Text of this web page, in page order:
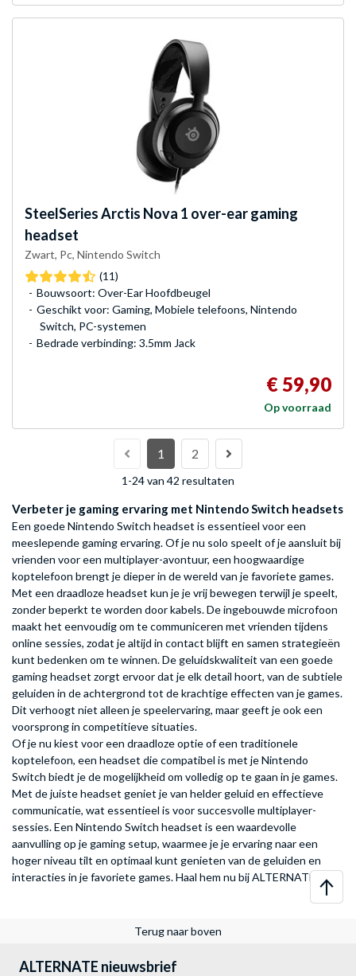
SteelSeriesArctis Nova 1 over-ear gaming
headset
Zwart, Pc, Nintendo Switch
(11)
Bouwsoort: Over-Ear Hoofdbeugel
Geschikt voor: Gaming, Mobiele telefoons, Nintendo
Switch, PC-systemen
Bedrade verbinding: 3.5mm Jack
€ 59,90
Op voorraad
1 2
1-24 van 42 resultaten
Verbeter je gaming ervaring met Nintendo Switch headsets
Een goede Nintendo Switch headset is essentieel voor een
meeslepende gaming ervaring. Of je nu solo speelt of je aansluit bij
vrienden voor een multiplayer-avontuur, een hoogwaardige
koptelefoon brengt je dieper in de wereld van je favoriete games.
Met een draadloze headset kun je je vrij bewegen terwijl je speelt,
zonder beperkt te worden door kabels. De ingebouwde microfoon
maakt het eenvoudig om te communiceren met vrienden tijdens
online sessies, zodat je altijd in contact blijft en samen strategieën
kunt bedenken om te winnen. De geluidskwaliteit van een goede
gaming headset zorgt ervoor dat je elk detail hoort, van de subtiele
geluiden in de achtergrond tot de krachtige effecten van je games.
Dit verhoogt niet alleen je speelervaring, maar geeft je ook een
voorsprong in competitieve situaties.
Of je nu kiest voor een draadloze optie of een traditionele
koptelefoon, een headset die compatibel is met je Nintendo
Switch biedt je de mogelijkheid om volledig op te gaan in je games.
Met de juiste headset geniet je van helder geluid en effectieve
communicatie, wat essentieel is voor succesvolle multiplayer-
sessies. Een Nintendo Switch headset is een waardevolle
aanvulling op je gaming setup, waarmee je je ervaring naar een
hoger niveau tilt en optimaal kunt genieten van de geluiden en
interacties in je favoriete games. Haal hem nu bij ALTERNATE.
Terug naar boven
ALTERNATE nieuwsbrief